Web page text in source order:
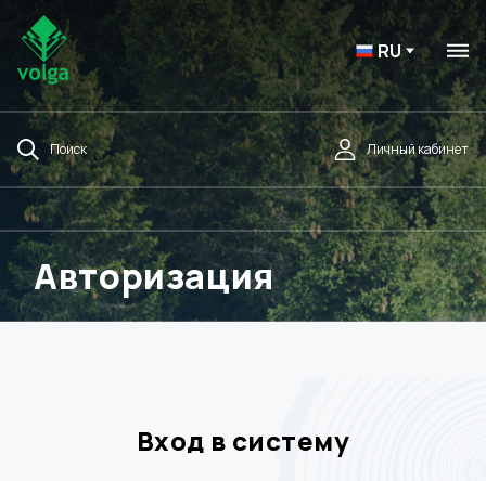
RU
Поиск Личный кабинет
Авторизация
Вход в систему